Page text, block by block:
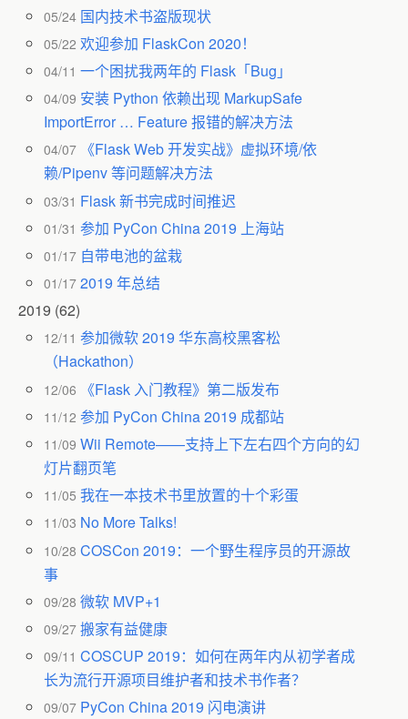
05/24 国内技术书盗版现状
05/22欢迎参加 FlaskCon 2020！
04/11一个困扰我两年的 Flask「Bug」
04/09 安装 Python 依赖出现 MarkupSafe
ImportError … Feature 报错的解决方法
04/07 《Flask Web 开发实战》虚拟环境/依
赖/Pipenv 等问题解决方法
03/31 Flask 新书完成时间推迟
01/31参加 PyCon China 2019 上海站
01/17 自带电池的盆栽
01/172019 年总结
2019 (62)
12/11参加微软 2019 华东高校黑客松
（Hackathon）
12/06 《Flask 入门教程》第二版发布
11/12参加 PyCon China 2019 成都站
11/09Wii Remote——支持上下左右四个方向的幻
灯片翻页笔
11/05我在一本技术书里放置的十个彩蛋
11/03 No More Talks!
10/28COSCon 2019：一个野生程序员的开源故
事
09/28微软 MVP+1
09/27搬家有益健康
09/11COSCUP 2019：如何在两年内从初学者成
长为流行开源项目维护者和技术书作者？
09/07 PyCon China 2019 闪电演讲